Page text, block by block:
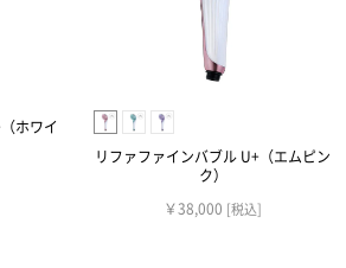
ホワイ
リファファインバブル U+（エムピン
ク）
￥38,000 [税込]